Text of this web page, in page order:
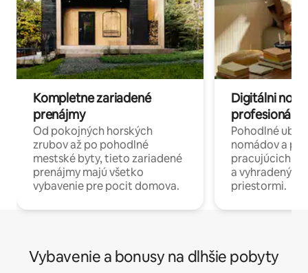
Kompletne zariadené
prenájmy
Od pokojných horských
zrubov až po pohodlné
mestské byty, tieto zariadené
prenájmy majú všetko
vybavenie pre pocit domova.
Digitálni
profesionáli
Pohodlné
nomádov a
pracujúcich
a
priestormi.
Vybavenie a bonusy na dlhšie pobyty